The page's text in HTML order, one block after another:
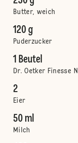
Butter, weich
120 g
Puderzucker
1 Beutel
Dr. Oetker Finesse
2
Eier
50 ml
Milch